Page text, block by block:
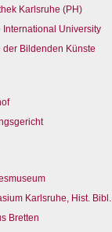
Karlsruhe (PH)
International University
der Bildenden Künste
Karlsruhe, Hist. Bibl.
Bretten